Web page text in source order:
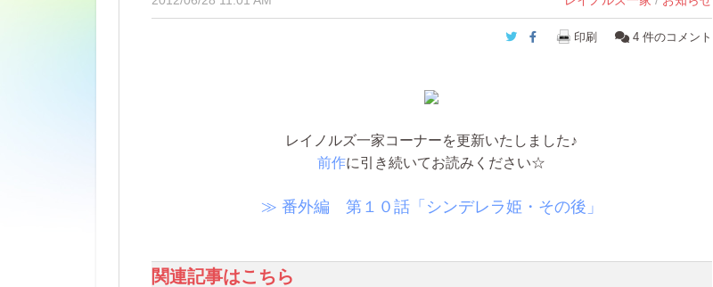
Twitter
Facebook
印刷 4件のコメント
レイノルズ一家コーナーを更新いたしました♪
前作に引き続いてお読みください☆
≫ 番外編 第１０話「シンデレラ姫・その後」
関連記事はこちら